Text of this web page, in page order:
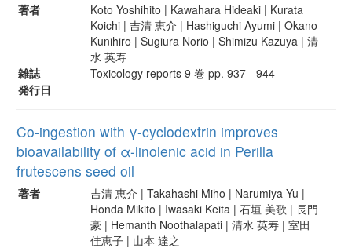
著者
Koto Yoshihito | Kawahara Hideaki | Kurata
Koichi | 吉清 恵介 | Hashiguchi Ayumi | Okano
Kunihiro | Sugiura Norio | Shimizu Kazuya | 清
水 英寿
雑誌
Toxicology reports 9 巻 pp. 937 - 944
発行日
Co-ingestion with γ-cyclodextrin improves
bioavailability of α-linolenic acid in Perilla
frutescens seed oil
著者
吉清 恵介 | Takahashi Miho | Narumiya Yu |
Honda Mikito | Iwasaki Keita | 石垣 美歌 | 長門
豪 | Hemanth Noothalapati | 清水 英寿 | 室田
佳恵子 | 山本 達之